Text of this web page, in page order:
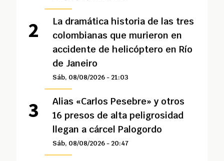
La dramática historia de las tres
colombianas que murieron en
accidente de helicóptero en Río
de Janeiro
Sáb, 08/08/2026 - 21:03
Alias «Carlos Pesebre» y otros
16 presos de alta peligrosidad
llegan a cárcel Palogordo
Sáb, 08/08/2026 - 20:47